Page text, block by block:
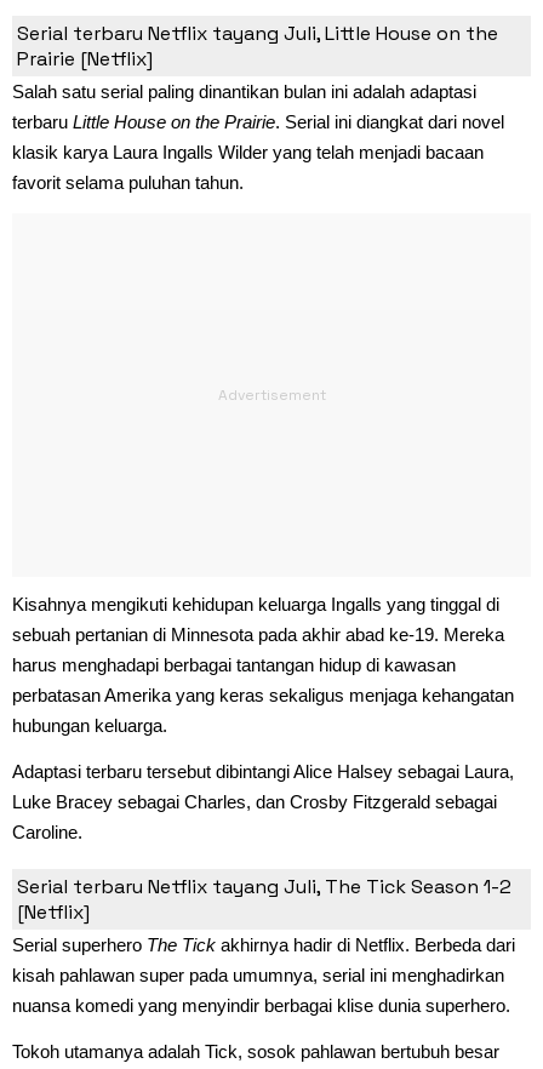
2. Little House on the Prairie (9 Juli)
Serial terbaru Netflix tayang Juli, Little House on the
Prairie [Netflix]
Salah satu serial paling dinantikan bulan ini adalah adaptasi
terbaru Little House on the Prairie. Serial ini diangkat dari novel
klasik karya Laura Ingalls Wilder yang telah menjadi bacaan
favorit selama puluhan tahun.
Kisahnya mengikuti kehidupan keluarga Ingalls yang tinggal di
sebuah pertanian di Minnesota pada akhir abad ke-19. Mereka
harus menghadapi berbagai tantangan hidup di kawasan
perbatasan Amerika yang keras sekaligus menjaga kehangatan
hubungan keluarga.
Adaptasi terbaru tersebut dibintangi Alice Halsey sebagai Laura,
Luke Bracey sebagai Charles, dan Crosby Fitzgerald sebagai
Caroline.
3. The Tick Season 1-2 (15 Juli)
Serial terbaru Netflix tayang Juli, The Tick Season 1-2
[Netflix]
Serial superhero The Tick akhirnya hadir di Netflix. Berbeda dari
kisah pahlawan super pada umumnya, serial ini menghadirkan
nuansa komedi yang menyindir berbagai klise dunia superhero.
Tokoh utamanya adalah Tick, sosok pahlawan bertubuh besar